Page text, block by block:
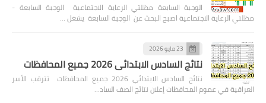
الوجبة السابعة مظلتي الرعاية الاجتماعية الوجبة السابعة -
مظلتي الرعاية الاجتماعية اصبح البحث عن الوجبة السابعة يشغل …
23 مايو 2026
نتائج السادس الابتدائي 2026 جميع المحافظات
نتائج السادس الابتدائي 2026 جميع المحافظات تترقب الأسر
العراقية في عموم المحافظات إعلان نتائج الصف الساد…